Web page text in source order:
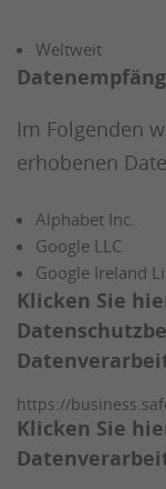
Weltweit
Im Folgenden
erhobenen
Alphabet Inc.
Google LLC
Google Ireland
Klicken Sie
https://
Klicken Sie